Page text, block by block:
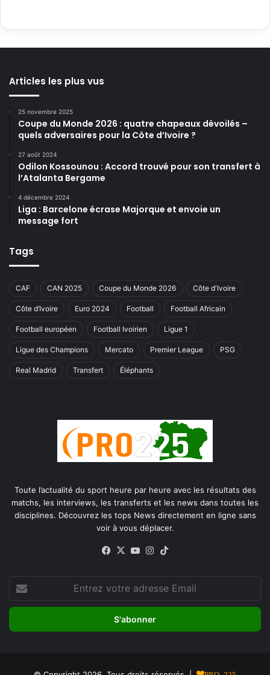
Articles les plus vus
25 novembre 2025
Coupe du Monde 2026 : quatre chapeaux dévoilés –
quels adversaires pour la Côte d’Ivoire ?
27 août 2024
Odilon Kossounou : Accord trouvé pour son transfert à
l’Atalanta Bergame
4 décembre 2024
Liga : Barcelone écrase Majorque et envoie un
message fort
Tags
CAF CAN 2025 Coupe du Monde 2026 Côte d'Ivoire
Côte d’Ivoire Euro 2024 Football Football Africain
Football européen Football Ivoirien Ligue 1
Ligue des Champions Mercato Premier League PSG
Real Madrid Transfert Éléphants
Toute l’actualité du sport heure par heure avec les résultats des
matchs, les interviews, les transferts et les news dans toutes les
disciplines. Découvrez les tops News directement en ligne sans
voir à vous déplacer.
Facebook
X YouTubeInstagram
votre
adresse